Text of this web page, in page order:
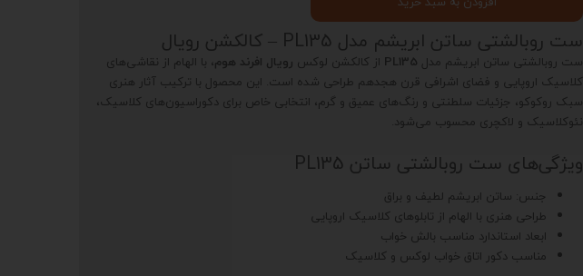
ست روبالشتی ساتن ابریشم مدل PL135 – کالکشن رویال
ست روبالشتی ساتن ابریشم مدل PL135 از کالکشن لوکس رویال افرند هوم، با الهام از نقاشی‌های
کلاسیک اروپایی و فضای اشرافی قرن هجدهم طراحی شده است. این محصول با ترکیب آثار هنری
سبک روکوکو، جزئیات سلطنتی و رنگ‌های عمیق و گرم، انتخابی خاص برای دکوراسیون‌های کلاسیک،
نئوکلاسیک و لاکچری محسوب می‌شود.
ویژگی‌های ست روبالشتی ساتن PL135
جنس: ساتن ابریشم لطیف و براق
طراحی هنری با الهام از تابلوهای کلاسیک اروپایی
ابعاد استاندارد مناسب بالش خواب
مناسب دکور اتاق خواب لوکس و کلاسیک